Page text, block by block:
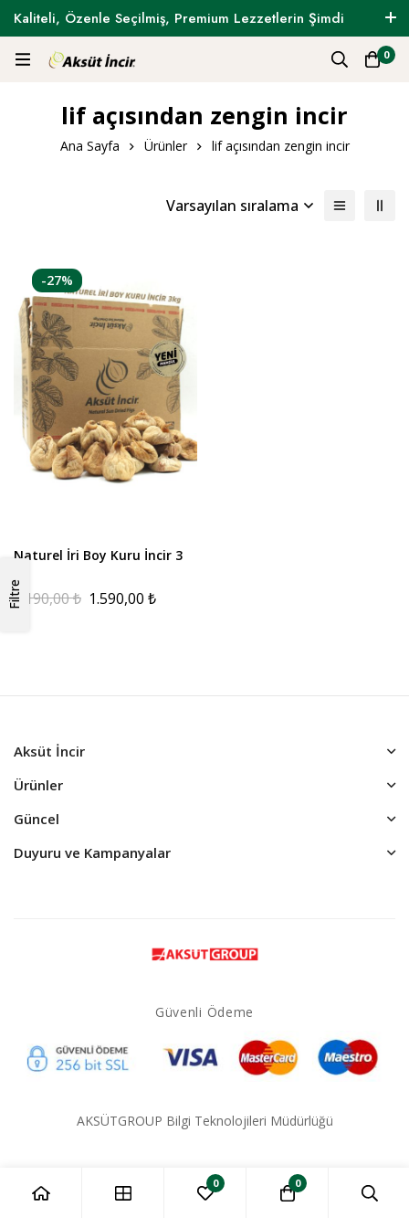
Kaliteli, Özenle Seçilmiş, Premium Lezzetlerin Şimdi
Tam Zamanı !
0
lif açısından zengin incir
Ana Sayfa Ürünler lif açısından zengin incir
Filtre
Varsayılan sıralama
-27%
Naturel İri Boy Kuru İncir 3
2.190,00₺ 1.590,00 ₺
Aksüt İncir
Ürünler
Güncel
Duyuru ve Kampanyalar
Güvenli Ödeme
AKSÜTGROUP Bilgi Teknolojileri Müdürlüğü
0 0